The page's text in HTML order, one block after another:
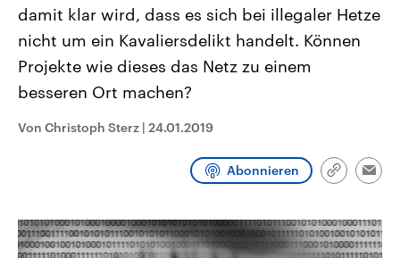
Landtagswahl Sachsen-Anhalt
2026
Alle Informationen
Sachsen-Anhalt wählt am 6.
September 2026 einen neuen
Landtag. Seit 2021 wird das
Bundesland von einer Koalition aus
Umfragen, Prognosen,
Wahlprogramme, aktuelle Berichte
und Kandidaten der anstehenden
USA
Aktuelle Beiträge,
Hintergründe
Wirtschaftlich und
gehören die Vereinigten
damit klar wird, dass es sich bei illegaler Hetze
nicht um ein Kavaliersdelikt handelt. Können
Projekte wie dieses das Netz zu einem
besseren Ort machen?
Von Christoph Sterz | 24.01.2019
Abonnieren
Link